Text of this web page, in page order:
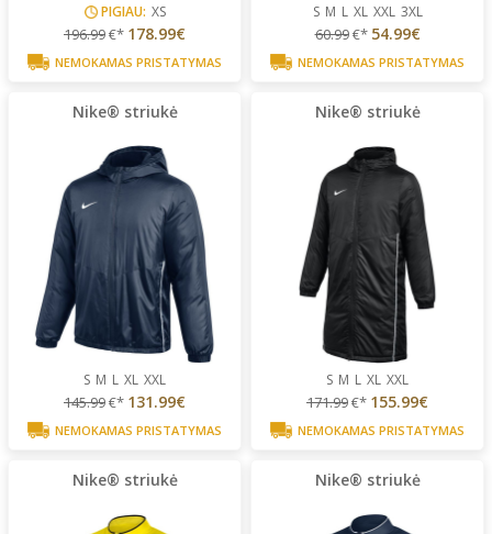
PIGIAU: XS
196.99€* 178.99€
NEMOKAMAS PRISTATYMAS
S M L XL XXL 3XL
60.99€* 54.99€
NEMOKAMAS PRISTATYMAS
Nike® striukė
S M L XL XXL
145.99€* 131.99€
NEMOKAMAS PRISTATYMAS
Nike® striukė
S M L XL XXL
171.99€* 155.99€
NEMOKAMAS PRISTATYMAS
Nike® striukė Nike® striukė